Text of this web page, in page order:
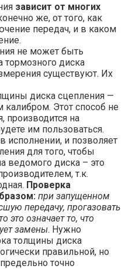
зависит от многих
же, от того, как
передач, и в каком
не может быть
тормозного диска
существуют. Их
диска сцепления —
Этот способ не
производится на
им пользоваться.
исполнении, и позволяет
для того, чтобы
ведомого диска – это
т.к.
Проверка
при запущенном
передачу, прогазовать
это означает то, что
замены. Нужно
толщины диска
правильной, но
точно